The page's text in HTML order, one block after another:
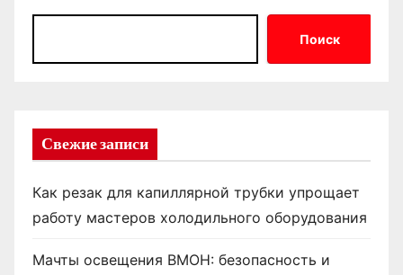
Поиск
Свежие записи
Как резак для капиллярной трубки упрощает
работу мастеров холодильного оборудования
Мачты освещения ВМОН: безопасность и